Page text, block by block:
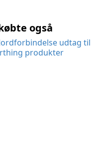
også